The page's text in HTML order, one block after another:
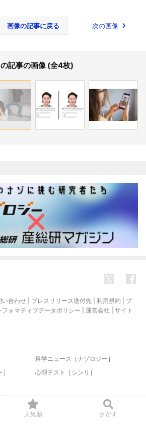
人気順 さがす
画像の記事に戻る 次の画像
記事の画像 (全4枚)
い合わせ プレスリリース送付先 利用規約
プ
フォマティブデータポリシー 運営会社
サイト
科学ニュース［ナゾロジー］
心理テスト［シンリ］
reserved.